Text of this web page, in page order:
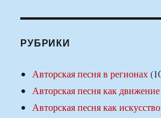
РУБРИКИ
Авторская песня в регионах
Авторская песня как движение
Авторская песня как искусство